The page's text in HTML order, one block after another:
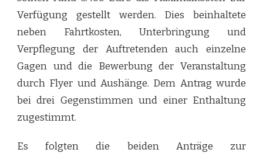
Verfügung gestellt werden. Dies beinhaltete
neben Fahrtkosten, Unterbringung und
Verpflegung der Auftretenden auch einzelne
Gagen und die Bewerbung der Veranstaltung
durch Flyer und Aushänge. Dem Antrag wurde
bei drei Gegenstimmen und einer Enthaltung
zugestimmt.
Es folgten die beiden Anträge zur